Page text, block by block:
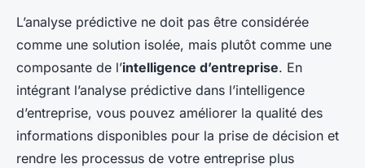
L’analyse prédictive ne doit pas être considérée
comme une solution isolée, mais plutôt comme une
composante de l’intelligence d’entreprise. En
intégrant l’analyse prédictive dans l’intelligence
d’entreprise, vous pouvez améliorer la qualité des
informations disponibles pour la prise de décision et
rendre les processus de votre entreprise plus